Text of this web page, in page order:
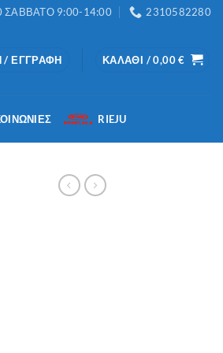
9:00-14:00 2310582280
/ ΕΓΓΡΑΦΉ ΚΑΛΆΘΙ /0,00€
RIEJU